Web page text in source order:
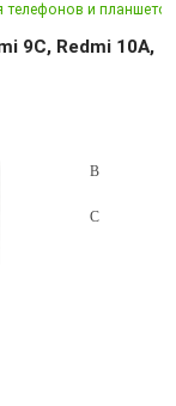
телефонов и планшетов
9C, Redmi 10A,